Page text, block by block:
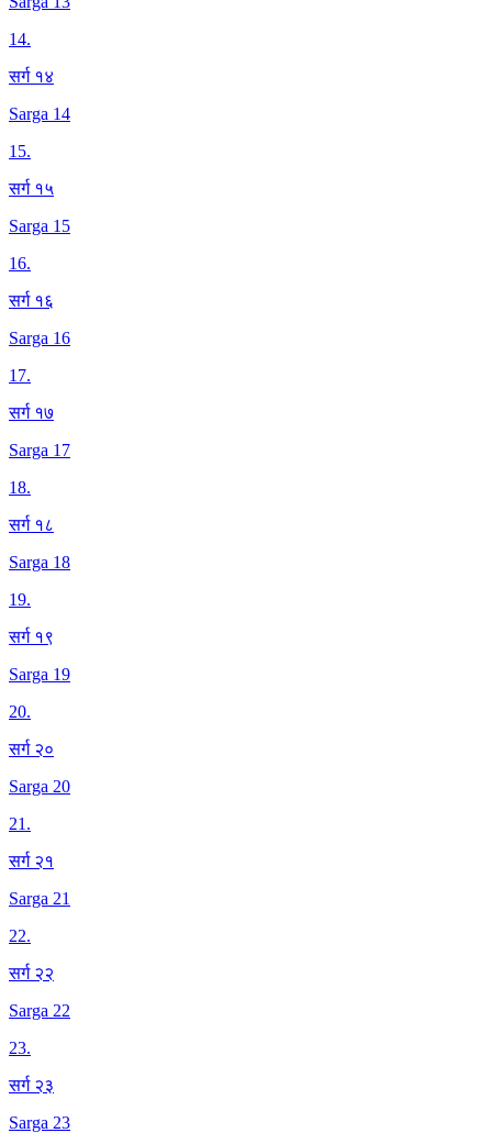
14.
सर्ग १४
Sarga 14
15.
सर्ग १५
Sarga 15
16.
सर्ग १६
Sarga 16
17.
सर्ग १७
Sarga 17
18.
सर्ग १८
Sarga 18
19.
सर्ग १९
Sarga 19
20.
सर्ग २०
Sarga 20
21.
सर्ग २१
Sarga 21
22.
सर्ग २२
Sarga 22
23.
सर्ग २३
Sarga 23